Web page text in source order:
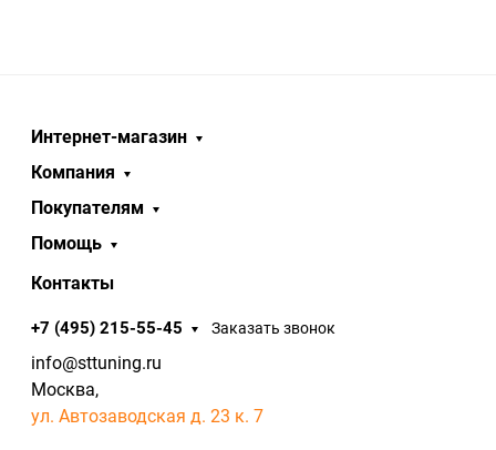
Интернет-магазин
Компания
Покупателям
Помощь
Контакты
+7 (495) 215-55-45 Заказать звонок
info@sttuning.ru
Москва,
ул. Автозаводская д. 23 к. 7